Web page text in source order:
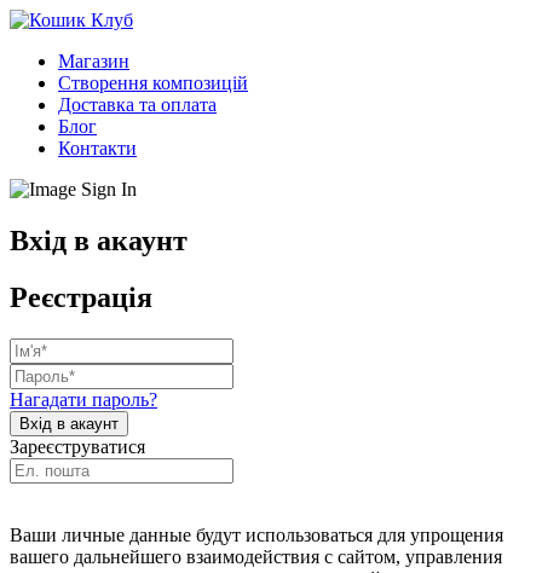
Магазин
Створення композицій
Доставка та оплата
Блог
Контакти
Вхід в акаунт
Реєстрація
Нагадати пароль?
Зареєструватися
Ваши личные данные будут использоваться для упрощения
вашего дальнейшего взаимодействия с сайтом, управления